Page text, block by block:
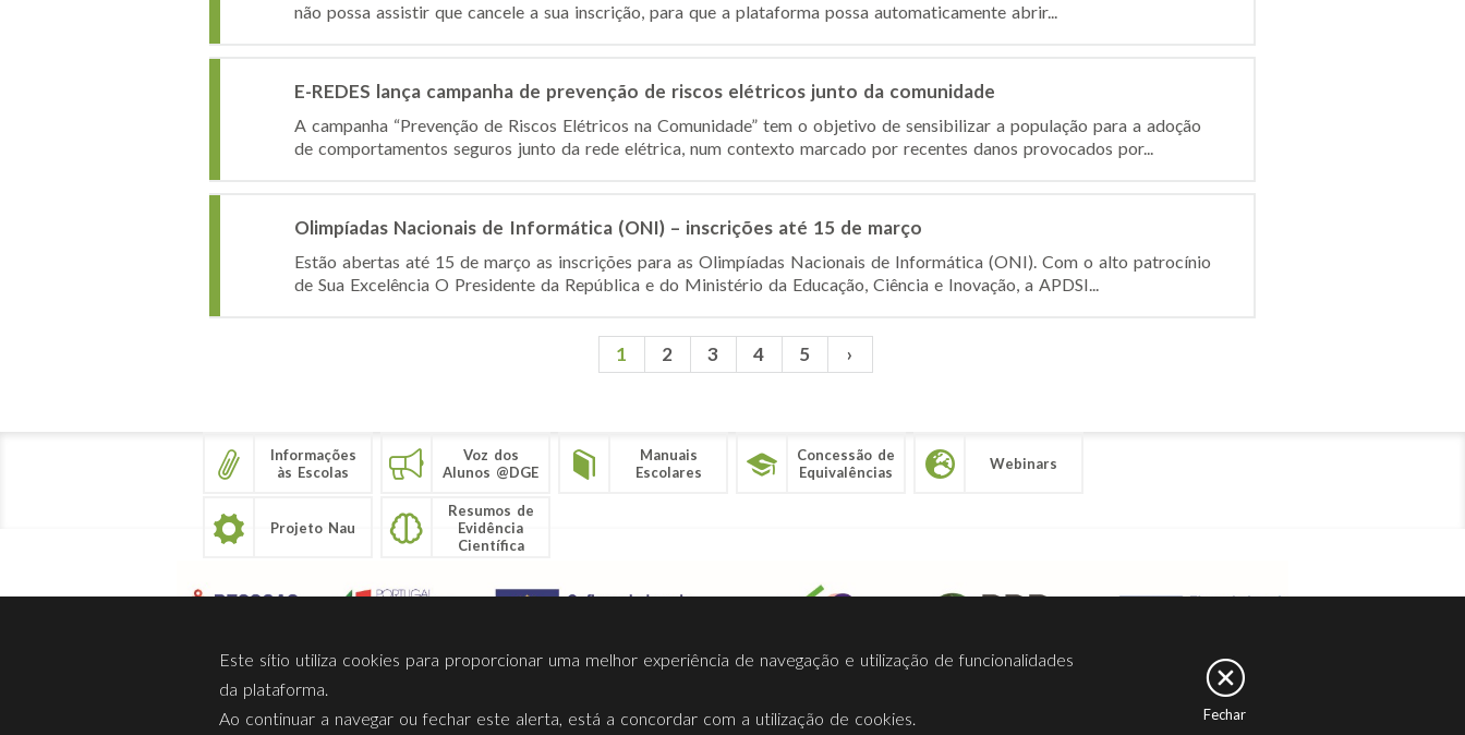
não possa assistir que cancele a sua inscrição, para que a plataforma possa automaticamente abrir...
E-REDES lança campanha de prevenção de riscos elétricos junto da comunidade
A campanha “Prevenção de Riscos Elétricos na Comunidade” tem o objetivo de sensibilizar a população para a adoção
de comportamentos seguros junto da rede elétrica, num contexto marcado por recentes danos provocados por...
Olimpíadas Nacionais de Informática (ONI) – inscrições até 15 de março
Estão abertas até 15 de março as inscrições para as Olimpíadas Nacionais de Informática (ONI). Com o alto patrocínio
de Sua Excelência O Presidente da República e do Ministério da Educação, Ciência e Inovação, a APDSI...
1 2 3 4 5 ›
Informações
às Escolas
Voz dos
Alunos @DGE
Manuais
Escolares
Concessão de
Equivalências
Webinars
Projeto Nau
Resumos de
Evidência
Científica
Sobre Nós Privacidade Termos Utilização Contactos Ligações Facebook
Este sítio utiliza cookies para proporcionar uma melhor experiência de navegação e utilização de funcionalidades
da plataforma.
Ao continuar a navegar ou fechar este alerta, está a concordar com a utilização de cookies.
Fechar